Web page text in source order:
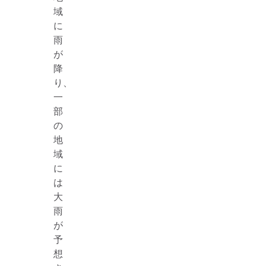
域
に
雨
が
降
り、
一
部
の
地
域
に
は
大
雨
が
予
想